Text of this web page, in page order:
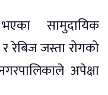
सामुदायिक
रेबिज जस्ता रोगको
अपेक्षा